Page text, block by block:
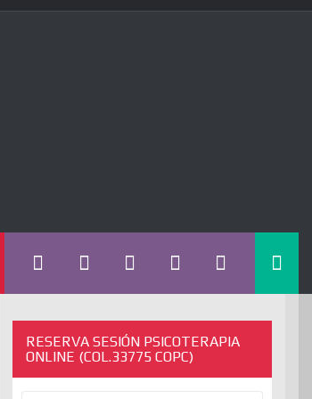
RESERVA SESIÓN PSICOTERAPIA
ONLINE (COL.33775 COPC)